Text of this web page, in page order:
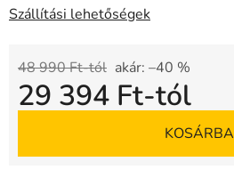
Szállítási lehetőségek
48 990 Ft-tól akár: –40 %
29 394 Ft-tól
KOSÁRBA